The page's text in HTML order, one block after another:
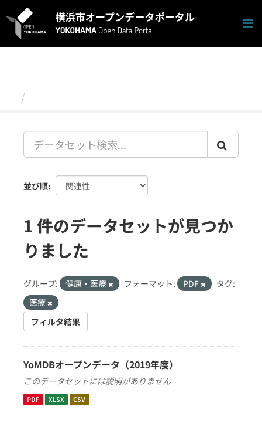
キ
並び順
1 件のデータセットが見つか
りました
グループ: 健康・医療 フォーマット: PDF
タグ:
医療
フィルタ結果
YoMDBオープンデータ（2019年度）
このデータセットには説明がありません
PDF XLSX CSV